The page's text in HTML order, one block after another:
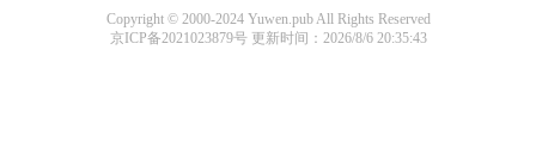
Copyright © 2000-2024 Yuwen.pub All Rights Reserved
京ICP备2021023879号更新时间：2026/8/6 20:35:43